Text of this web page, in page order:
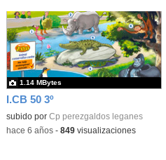
I.CB 50 3º
subido por Cp perezgaldos leganes
1.14 MBytes
-hace 6 años- 849visualizaciones